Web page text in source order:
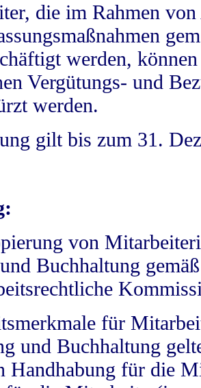
die im Rahmen
werden,
Vergütungs- und
werden.
gilt bis zum 31.
von
Buchhaltung
für
und Buchhaltung
Handhabung für die